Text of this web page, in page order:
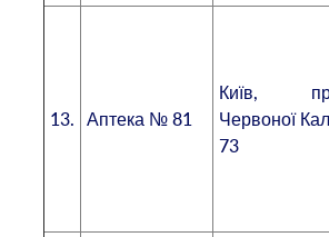
13. Аптека № 81
Київ,
Червоної
73